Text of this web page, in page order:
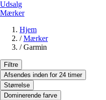
Udsalg
Mærker
Hjem
/ Mærker
/ Garmin
Filtre
Afsendes inden for 24 timer
Størrelse
Dominerende farve